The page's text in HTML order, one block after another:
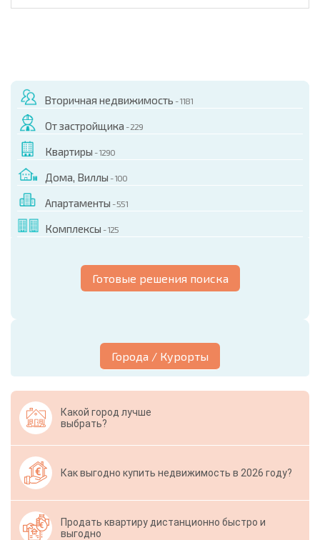
Вторичная недвижимость - 1181
От застройщика - 229
Квартиры - 1290
Дома, Виллы - 100
Апартаменты - 551
Комплексы - 125
Готовые решения поиска
Города / Курорты
Какой город лучше
выбрать?
Как выгодно купить недвижимость в 2026 году?
Продать квартиру дистанционно быстро и
выгодно